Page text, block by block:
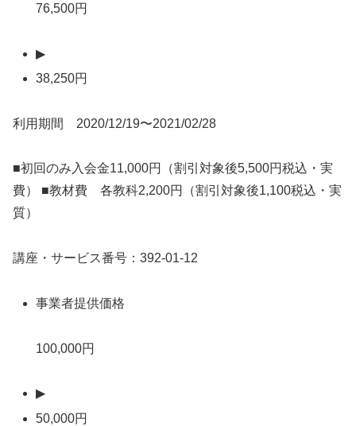
76,500円
▶
38,250円
利用期間 2020/12/19〜2021/02/28
■初回のみ入会金11,000円（割引対象後5,500円税込・実
費） ■教材費 各教科2,200円（割引対象後1,100税込・実
質）
講座・サービス番号：392-01-12
事業者提供価格
100,000円
▶
50,000円